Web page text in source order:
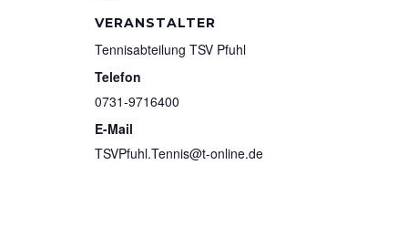
VERANSTALTER
Tennisabteilung TSV Pfuhl
Telefon
0731-9716400
E-Mail
TSVPfuhl.Tennis@t-online.de